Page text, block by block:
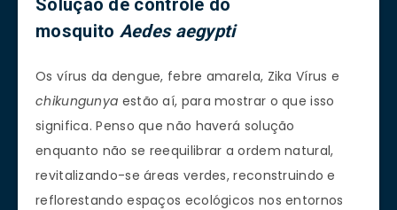
mosquito Aedes aegypti
Os vírus da dengue, febre amarela, Zika Vírus e
chikungunya estão aí, para mostrar o que isso
significa. Penso que não haverá solução
enquanto não se reequilibrar a ordem natural,
revitalizando-se áreas verdes, reconstruindo e
reflorestando espaços ecológicos nos entornos